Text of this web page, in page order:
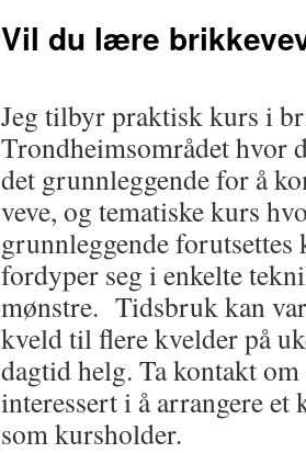
Vil du lære
Jeg tilbyr praktisk kurs i
Trondheimsområdet hvor
det grunnleggende for å
veve, og tematiske kurs
grunnleggende forutsettes
fordyper seg i enkelte
mønstre. Tidsbruk kan
kveld til flere kvelder på
dagtid helg. Ta kontakt
interessert i å arrangere et
som kursholder.